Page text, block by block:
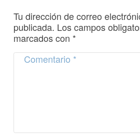
Tu dirección de correo
publicada. Los campos
marcados con *